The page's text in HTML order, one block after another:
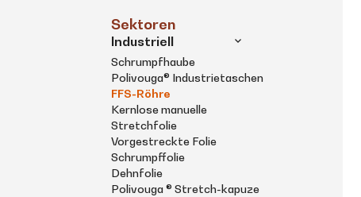
Sektoren
Industriell
Schrumpfhaube
Polivouga® Industrietaschen
FFS-Röhre
Kernlose manuelle
Stretchfolie
Vorgestreckte Folie
Schrumpffolie
Dehnfolie
Polivouga ® Stretch-kapuze